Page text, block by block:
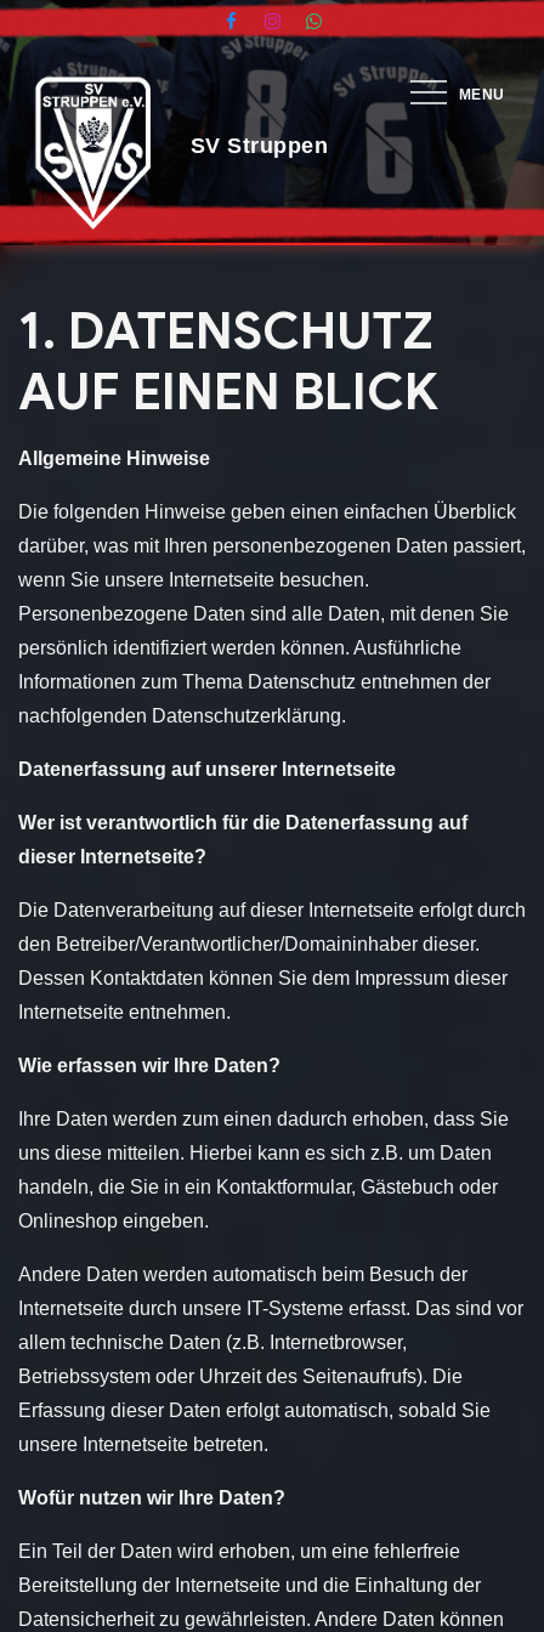
Skip
to
content
MENU
1. DATENSCHUTZ
AUF EINEN BLICK
Allgemeine Hinweise
Die folgenden Hinweise geben einen einfachen Überblick
darüber, was mit Ihren personenbezogenen Daten passiert,
wenn Sie unsere Internetseite besuchen.
Personenbezogene Daten sind alle Daten, mit denen Sie
persönlich identifiziert werden können. Ausführliche
Informationen zum Thema Datenschutz entnehmen der
nachfolgenden Datenschutzerklärung.
Datenerfassung auf unserer Internetseite
Wer ist verantwortlich für die Datenerfassung auf
dieser Internetseite?
Die Datenverarbeitung auf dieser Internetseite erfolgt durch
den Betreiber/Verantwortlicher/Domaininhaber dieser.
Dessen Kontaktdaten können Sie dem Impressum dieser
Internetseite entnehmen.
Wie erfassen wir Ihre Daten?
Ihre Daten werden zum einen dadurch erhoben, dass Sie
uns diese mitteilen. Hierbei kann es sich z.B. um Daten
handeln, die Sie in ein Kontaktformular, Gästebuch oder
Onlineshop eingeben.
Andere Daten werden automatisch beim Besuch der
Internetseite durch unsere IT-Systeme erfasst. Das sind vor
allem technische Daten (z.B. Internetbrowser,
Betriebssystem oder Uhrzeit des Seitenaufrufs). Die
Erfassung dieser Daten erfolgt automatisch, sobald Sie
unsere Internetseite betreten.
Wofür nutzen wir Ihre Daten?
Ein Teil der Daten wird erhoben, um eine fehlerfreie
Bereitstellung der Internetseite und die Einhaltung der
Datensicherheit zu gewährleisten. Andere Daten können